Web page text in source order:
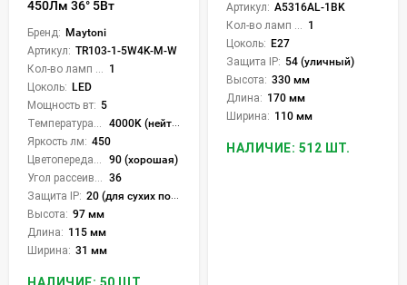
450Лм 36° 5Вт
Бренд: Maytoni
Артикул: TR103-1-5W4K-M-W
1
Цоколь: LED
Мощность вт: 5
4000K (нейтральный)
Яркость лм: 450
90 (хорошая)
36
Защита IP: 20 (для сухих пом.)
Высота: 97 мм
Длина: 115 мм
Ширина: 31 мм
НАЛИЧИЕ: 50 ШТ.
Артикул: A5316AL-1BK
1
Цоколь: E27
Защита IP: 54 (уличный)
Высота: 330 мм
Длина: 170 мм
Ширина: 110 мм
НАЛИЧИЕ: 512 ШТ.